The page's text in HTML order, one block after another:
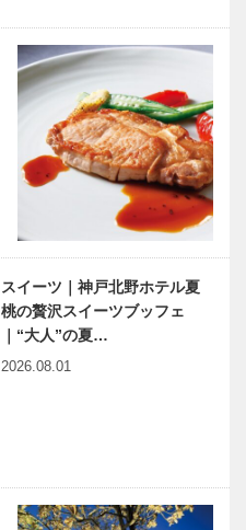
ベトナム元気
X躍動するア
ジア 第17回
｜ホーチミン
市の地下鉄に
乗車― 日本
の技術…
神戸偉人伝外伝 ～知られ
ざる偉業～ （61）前編
スイーツ｜神戸北野ホテル夏
桃の贅沢スイーツブッフェ
｜“大人”の夏…
2026.08.01